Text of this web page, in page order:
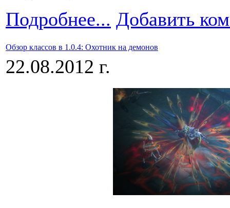
Подробнее... Добавить
Обзор классов в 1.0.4: Охотник на демонов
22.08.2012 г.